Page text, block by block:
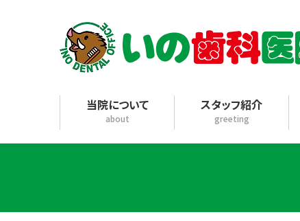
当院について
about
スタッフ紹介
greeting